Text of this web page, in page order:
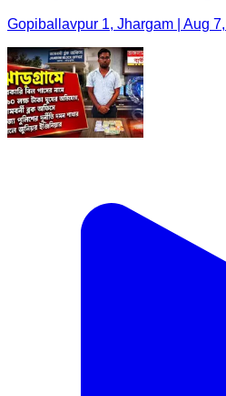
Gopiballavpur 1, Jhargam | Aug